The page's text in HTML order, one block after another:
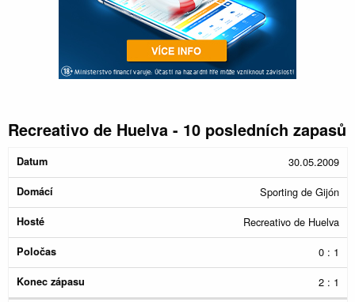
Recreativo de Huelva - 10 posledních zapasů
Datum
Konec
zápasu
30.05.2009
Sporting de Gijón
Recreativo de Huelva
0 : 1
2 : 1